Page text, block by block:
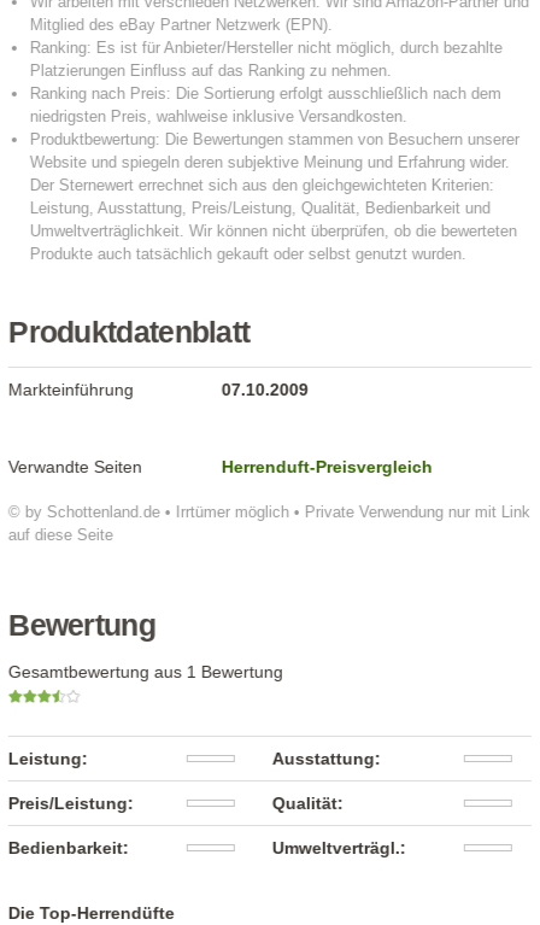
Produktdatenblatt
© by Schottenland.de • Irrtümer möglich • Private Verwendung nur mit Link
auf diese Seite
Markteinführung 07.10.2009
Verwandte Seiten Herrenduft-Preisvergleich
Bewertung
Gesamtbewertung aus 1 Bewertung
Leistung: Ausstattung:
Preis/Leistung: Qualität:
Bedienbarkeit: Umweltverträgl.:
Die Top-Herrendüfte